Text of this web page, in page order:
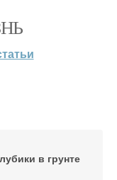
в грунте